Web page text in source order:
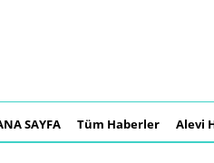
SAYFA Tüm Haberler Alevi